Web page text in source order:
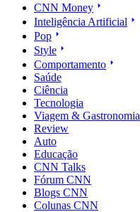
CNN Money
Inteligência Artificial
Pop
Style
Comportamento
Saúde
Ciência
Tecnologia
Viagem & Gastronomia
Review
Auto
Educação
CNN Talks
Fórum CNN
Blogs CNN
Colunas CNN